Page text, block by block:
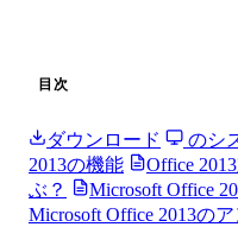
目次
ダウンロード のシ
2013の機能
Office
ぶ？
Microsoft Office
Microsoft Office 2013の